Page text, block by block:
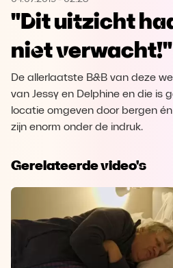
Microsoft Edge
Opera
"Dit uitzicht
niet verwacht!"
De allerlaatste B&B van deze
van Jessy en Delphine en die is
locatie omgeven door bergen
zijn enorm onder de indruk.
Gerelateerde video's